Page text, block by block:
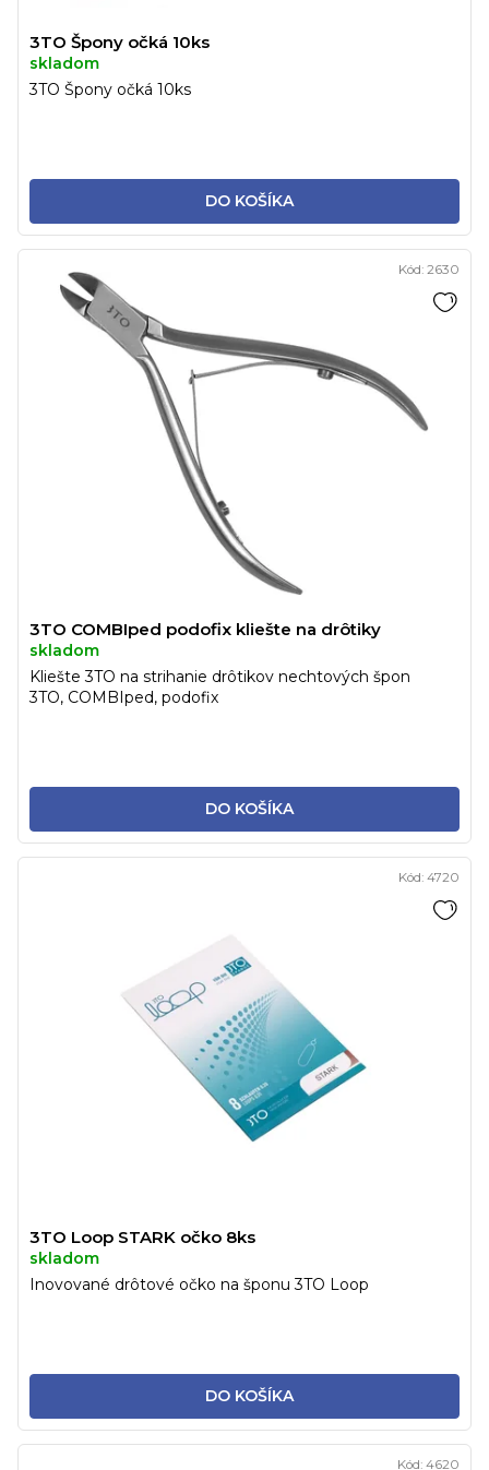
3TO Špony očká 10ks
skladom
DO KOŠÍKA
3TO Špony očká 10ks
3TO COMBIped podofix kliešte na drôtiky
skladom
DO KOŠÍKA
Kliešte 3TO na strihanie drôtikov nechtových špon
3TO, COMBIped, podofix
Kód: 2630
3TO Loop STARK očko 8ks
skladom
DO KOŠÍKA
Inovované drôtové očko na šponu 3TO Loop
Kód: 4720
Kód: 4620